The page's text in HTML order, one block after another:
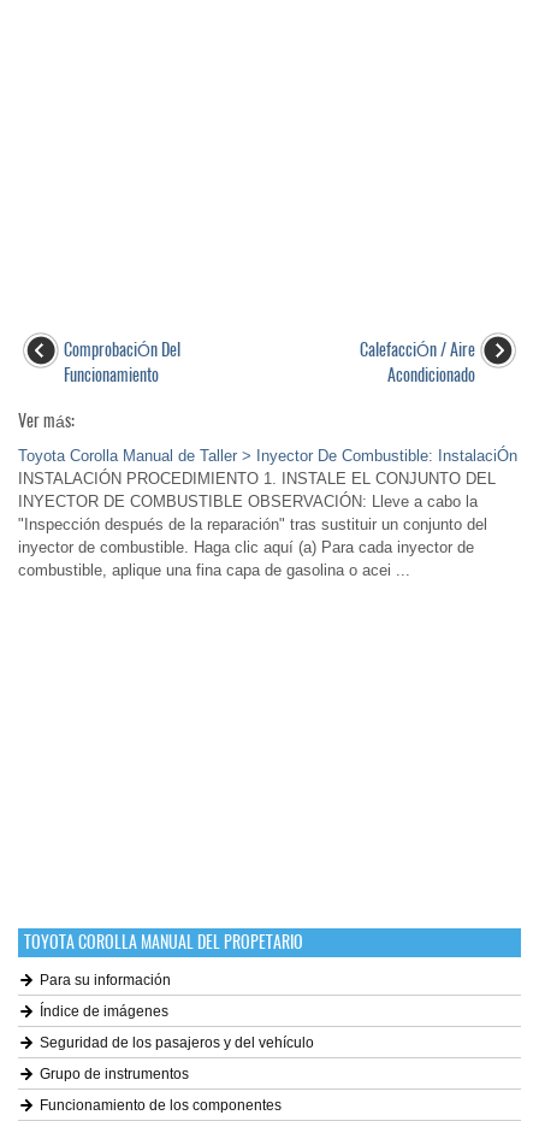
ComprobaciÓn Del
Funcionamiento
CalefacciÓn / Aire
Acondicionado
Ver más:
Toyota Corolla Manual de Taller > Inyector De Combustible: InstalaciÓn
INSTALACIÓN PROCEDIMIENTO 1. INSTALE EL CONJUNTO DEL
INYECTOR DE COMBUSTIBLE OBSERVACIÓN: Lleve a cabo la
"Inspección después de la reparación" tras sustituir un conjunto del
inyector de combustible. Haga clic aquí (a) Para cada inyector de
combustible, aplique una fina capa de gasolina o acei ...
TOYOTA COROLLA MANUAL DEL PROPETARIO
Para su información
Índice de imágenes
Seguridad de los pasajeros y del vehículo
Grupo de instrumentos
Funcionamiento de los componentes